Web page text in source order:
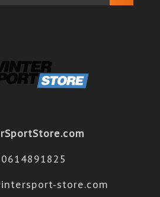
0614891825
store.com